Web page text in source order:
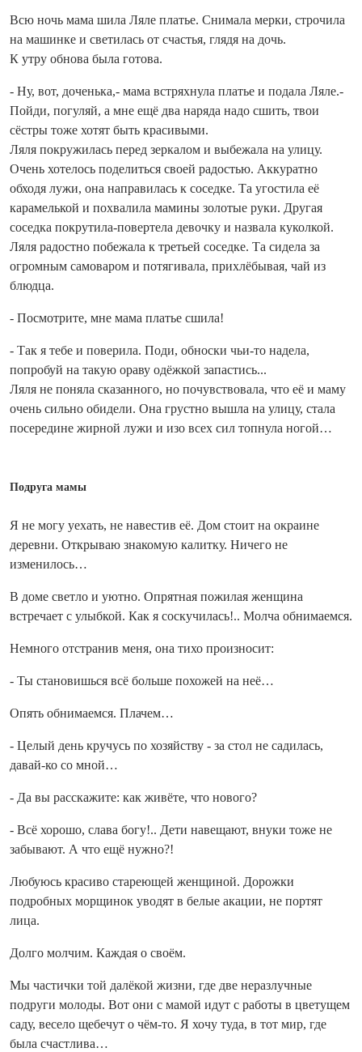
Всю ночь мама шила Ляле платье. Снимала мерки, строчила
на машинке и светилась от счастья, глядя на дочь.
К утру обнова была готова.
- Ну, вот, доченька,- мама встряхнула платье и подала Ляле.-
Пойди, погуляй, а мне ещё два наряда надо сшить, твои
сёстры тоже хотят быть красивыми.
Ляля покружилась перед зеркалом и выбежала на улицу.
Очень хотелось поделиться своей радостью. Аккуратно
обходя лужи, она направилась к соседке. Та угостила её
карамелькой и похвалила мамины золотые руки. Другая
соседка покрутила-повертела девочку и назвала куколкой.
Ляля радостно побежала к третьей соседке. Та сидела за
огромным самоваром и потягивала, прихлёбывая, чай из
блюдца.
- Посмотрите, мне мама платье сшила!
- Так я тебе и поверила. Поди, обноски чьи-то надела,
попробуй на такую ораву одёжкой запастись...
Ляля не поняла сказанного, но почувствовала, что её и маму
очень сильно обидели. Она грустно вышла на улицу, стала
посередине жирной лужи и изо всех сил топнула ногой…
Подруга мамы
Я не могу уехать, не навестив её. Дом стоит на окраине
деревни. Открываю знакомую калитку. Ничего не
изменилось…
В доме светло и уютно. Опрятная пожилая женщина
встречает с улыбкой. Как я соскучилась!.. Молча обнимаемся.
Немного отстранив меня, она тихо произносит:
- Ты становишься всё больше похожей на неё…
Опять обнимаемся. Плачем…
- Целый день кручусь по хозяйству - за стол не садилась,
давай-ко со мной…
- Да вы расскажите: как живёте, что нового?
- Всё хорошо, слава богу!.. Дети навещают, внуки тоже не
забывают. А что ещё нужно?!
Любуюсь красиво стареющей женщиной. Дорожки
подробных морщинок уводят в белые акации, не портят
лица.
Долго молчим. Каждая о своём.
Мы частички той далёкой жизни, где две неразлучные
подруги молоды. Вот они с мамой идут с работы в цветущем
саду, весело щебечут о чём-то. Я хочу туда, в тот мир, где
была счастлива…